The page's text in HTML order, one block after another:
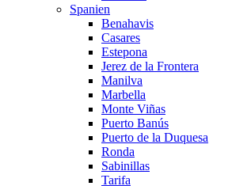
Spanien
Benahavis
Casares
Estepona
Jerez de la Frontera
Manilva
Marbella
Monte Viñas
Puerto Banús
Puerto de la Duquesa
Ronda
Sabinillas
Tarifa